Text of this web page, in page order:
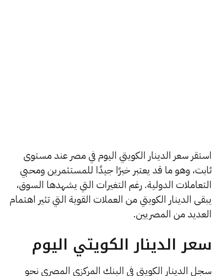
استقر سعر الدينار الكويتي اليوم في مصر عند مستوى
ثابت، وهو ما قد يعتبر خبرًا جيدًا للمستثمرين ومحبي
التعاملات الدولية. رغم التغيرات التي يشهدها السوق،
يبقى الدينار الكويتي من العملات القوية التي تثير اهتمام
العديد من المصريين.
سعر الدينار الكويتي اليوم
سجل الدينار الكويتي في البنك المركزي المصري نحو